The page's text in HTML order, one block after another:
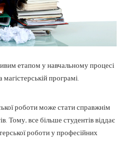
етапом у навчальному процесі
програмі.
роботи може стати справжнім
Тому, все більше студентів віддає
роботи у професійних